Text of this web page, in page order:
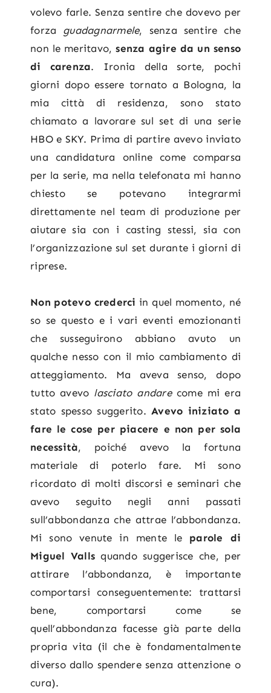
volevo farle. Senza sentire che dovevo per
forza guadagnarmele, senza sentire che
non le meritavo,senza agire da un senso
di carenza. Ironia della sorte, pochi
giorni dopo essere tornato a Bologna, la
mia città di residenza, sono stato
chiamato a lavorare sul set di una serie
HBO e SKY. Prima di partire avevo inviato
una candidatura online come comparsa
per la serie, ma nella telefonata mi hanno
chiesto se potevano integrarmi
direttamente nel team di produzione per
aiutare sia con i casting stessi, sia con
l’organizzazione sul set durante i giorni di
riprese.
Non potevo crederci in quel momento, né
so se questo e i vari eventi emozionanti
che susseguirono abbiano avuto un
qualche nesso con il mio cambiamento di
atteggiamento. Ma aveva senso, dopo
tutto avevo lasciato andarecome mi era
stato spesso suggerito. Avevo iniziato a
fare le cose per piacere e non per sola
necessità, poiché avevo la fortuna
materiale di poterlo fare. Mi sono
ricordato di molti discorsi e seminari che
avevo seguito negli anni passati
sull’abbondanza che attrae l’abbondanza.
Mi sono venute in mente le parole di
Miguel Valls quando suggerisce che, per
attirare l’abbondanza, è importante
comportarsi conseguentemente: trattarsi
bene, comportarsi come se
quell’abbondanza facesse già parte della
propria vita (il che è fondamentalmente
diverso dallo spendere senza attenzione o
cura).